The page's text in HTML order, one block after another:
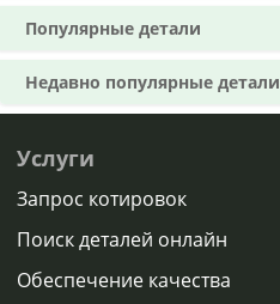
Популярные детали
Недавно популярные детали
Услуги
Запрос котировок
Поиск деталей онлайн
Обеспечение качества